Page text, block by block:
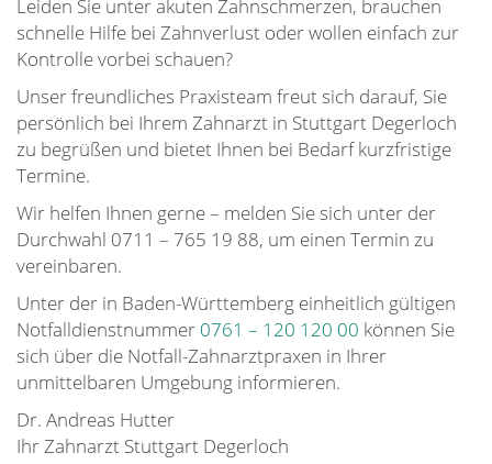
Leiden Sie unter akuten Zahnschmerzen, brauchen
schnelle Hilfe bei Zahnverlust oder wollen einfach zur
Kontrolle vorbei schauen?
Unser freundliches Praxisteam freut sich darauf, Sie
persönlich bei Ihrem Zahnarzt in Stuttgart Degerloch
zu begrüßen und bietet Ihnen bei Bedarf kurzfristige
Termine.
Wir helfen Ihnen gerne – melden Sie sich unter der
Durchwahl 0711 – 765 19 88, um einen Termin zu
vereinbaren.
Unter der in Baden-Württemberg einheitlich gültigen
Notfalldienstnummer 0761 – 120 120 00 können Sie
sich über die Notfall-Zahnarztpraxen in Ihrer
unmittelbaren Umgebung informieren.
Dr. Andreas Hutter
Ihr Zahnarzt Stuttgart Degerloch